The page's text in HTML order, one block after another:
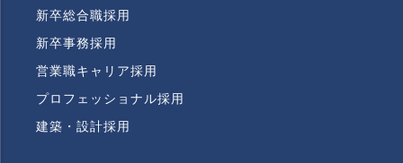
RECRUITMENT
SUBMENU
新卒総合職採用
新卒事務採用
営業職キャリア採用
プロフェッショナル採用
建築・設計採用